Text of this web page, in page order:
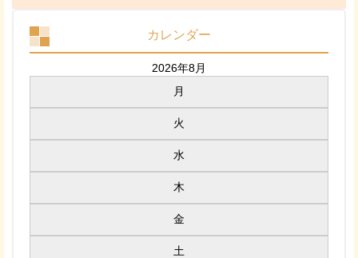
カレンダー
2026年8月
月
火
水
木
金
土